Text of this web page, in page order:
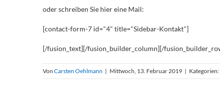
oder schreiben Sie hier eine Mail:
[contact-form-7 id="4" title="Sidebar-Kontakt"]
[/fusion_text][/fusion_builder_column][/
Von Carsten Oehlmann | Mittwoch, 13. Februar 2019 | Kategorien: